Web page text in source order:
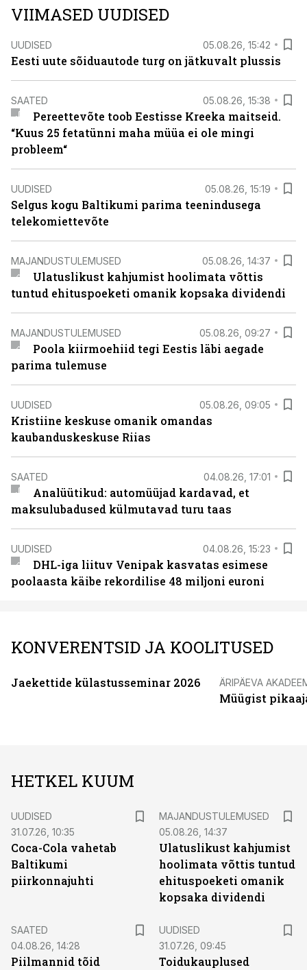
VIIMASED UUDISED
UUDISED 05.08.26, 15:42
Eesti uute sõiduautode turg on jätkuvalt plussis
SAATED 05.08.26, 15:38
Pereettevõte toob Eestisse Kreeka maitseid.
“Kuus 25 fetatünni maha müüa ei ole mingi
probleem“
UUDISED 05.08.26, 15:19
Selgus kogu Baltikumi parima teenindusega
telekomiettevõte
MAJANDUSTULEMUSED 05.08.26, 14:37
Ulatuslikust kahjumist hoolimata võttis
tuntud ehituspoeketi omanik kopsaka dividendi
MAJANDUSTULEMUSED 05.08.26, 09:27
Poola kiirmoehiid tegi Eestis läbi aegade
parima tulemuse
UUDISED 05.08.26, 09:05
Kristiine keskuse omanik omandas
kaubanduskeskuse Riias
SAATED 04.08.26, 17:01
Analüütikud: automüüjad kardavad, et
maksulubadused külmutavad turu taas
UUDISED 04.08.26, 15:23
DHL-iga liituv Venipak kasvatas esimese
poolaasta käibe rekordilise 48 miljoni euroni
KONVERENTSID JA KOOLITUSED
Jaekettide külastusseminar 2026 ÄRIPÄEVA
Müügist
HETKEL KUUM
UUDISED
31.07.26, 10:35
Coca-Cola vahetab
Baltikumi
piirkonnajuhti
MAJANDUSTULEMUSED
05.08.26, 14:37
Ulatuslikust kahjumist
hoolimata võttis tuntud
ehituspoeketi omanik
kopsaka dividendi
SAATED
04.08.26, 14:28
Piilmannid tõid
UUDISED
31.07.26, 09:45
Toidukauplused